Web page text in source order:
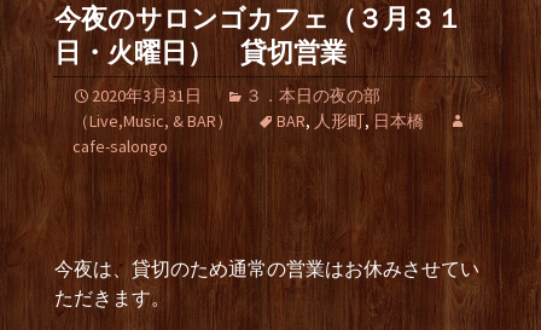
今夜のサロンゴカフェ（３月３１
日・火曜日） 貸切営業
2020年3月31日
３．本日の夜の部
（Live,Music, & BAR）
BAR, 人形町,日本橋
cafe-salongo
今夜は、貸切のため通常の営業はお休みさせてい
ただきます。